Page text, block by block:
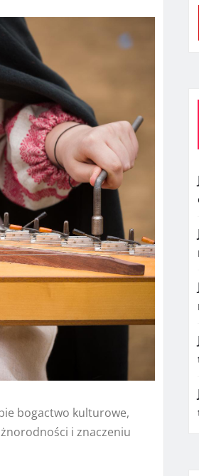
bogactwo kulturowe,
i znaczeniu